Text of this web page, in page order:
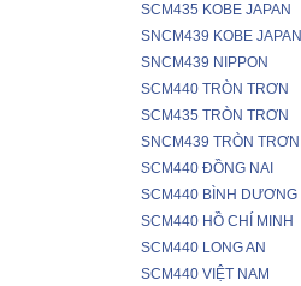
SCM435 KOBE JAPAN
SNCM439 KOBE JAPAN
SNCM439 NIPPON
SCM440 TRÒN TRƠN
SCM435 TRÒN TRƠN
SNCM439 TRÒN TRƠN
SCM440 ĐỒNG NAI
SCM440 BÌNH DƯƠNG
SCM440 HỒ CHÍ MINH
SCM440 LONG AN
SCM440 VIỆT NAM